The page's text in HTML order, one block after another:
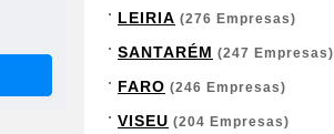
LEIRIA (276 Empresas)
SANTARÉM (247 Empresas)
FARO (246 Empresas)
VISEU (204 Empresas)